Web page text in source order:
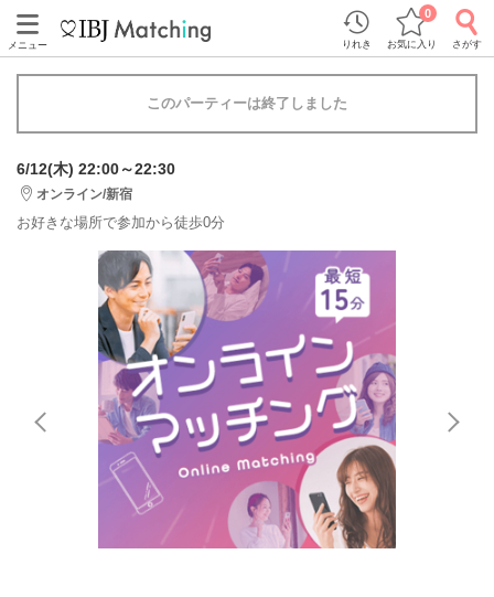
メニュー りれき お気に入り
0
さがす
このパーティーは終了しました
6/12(木) 22:00～22:30
オンライン/新宿
お好きな場所で参加から徒歩0分